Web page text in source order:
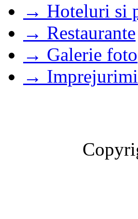
→ Hoteluri si
→ Restaurante
→ Galerie foto
→ Imprejurimi